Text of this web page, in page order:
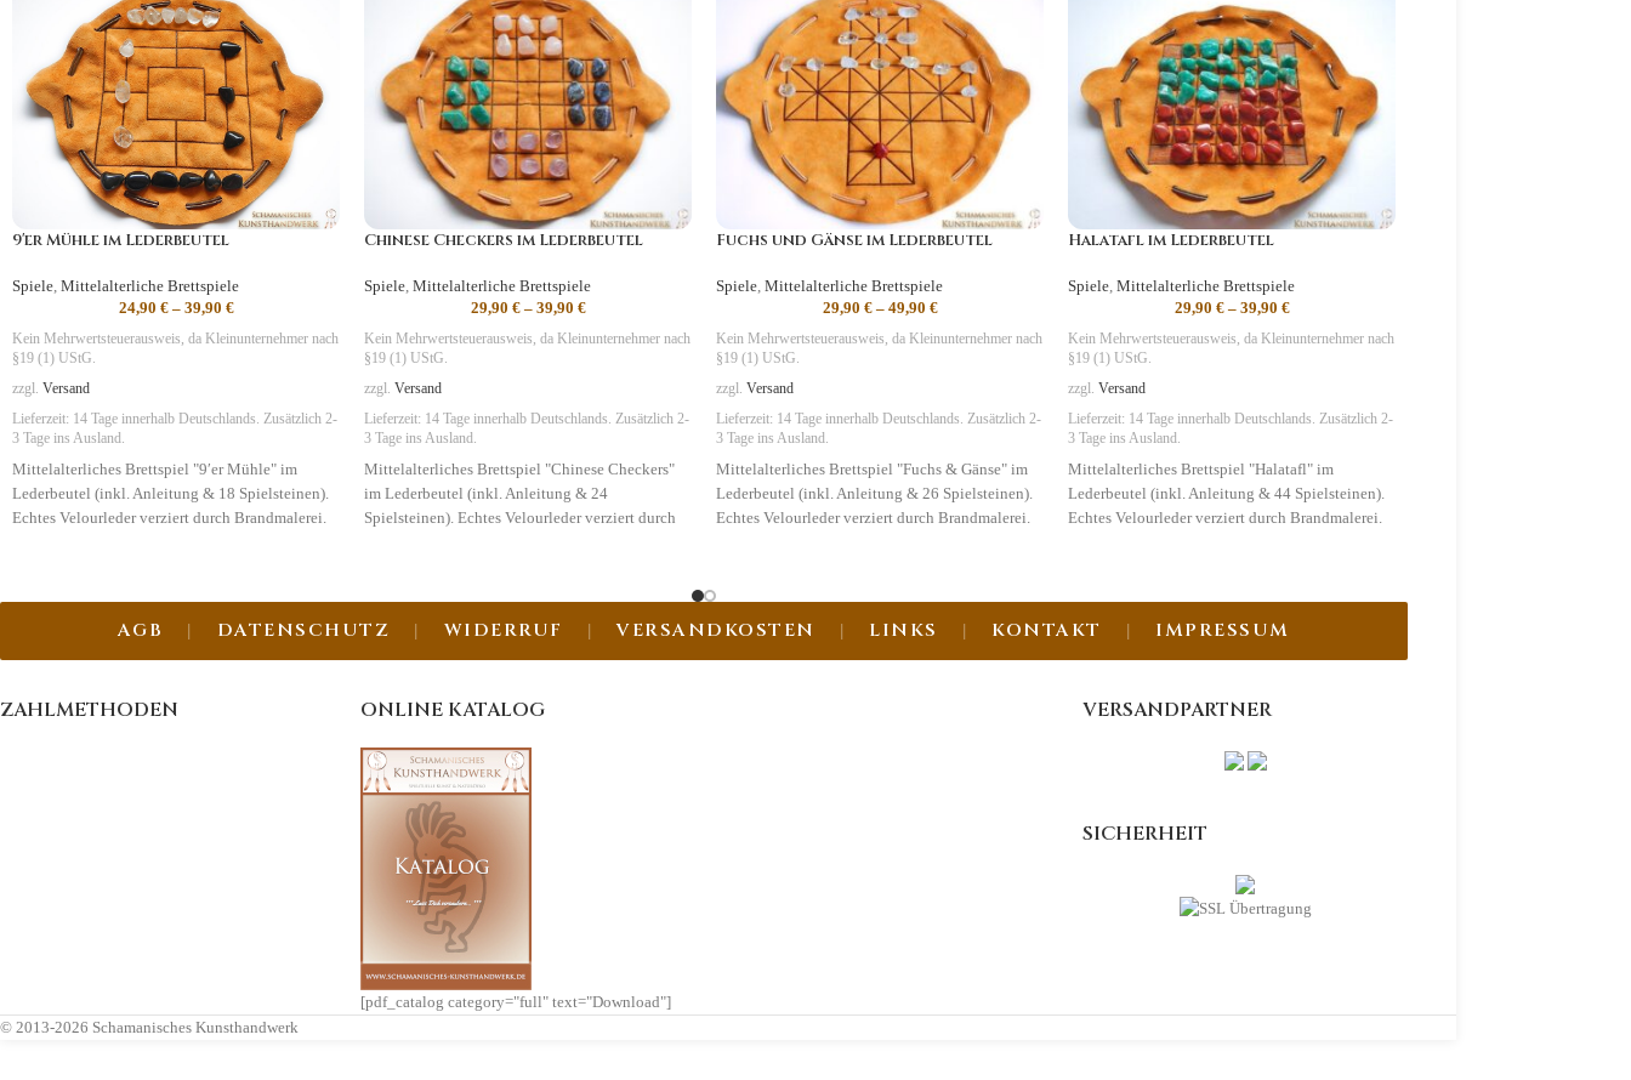
9′er Mühle im Lederbeutel
Spiele, Mittelalterliche Brettspiele
24,90 €– 39,90 €
Kein Mehrwertsteuerausweis, da Kleinunternehmer nach
§19 (1) UStG.
zzgl. Versand
Lieferzeit: 14 Tage innerhalb Deutschlands. Zusätzlich 2-
3 Tage ins Ausland.
Mittelalterliches Brettspiel "9′er Mühle" im
Lederbeutel (inkl. Anleitung & 18 Spielsteinen).
Echtes Velourleder verziert durch Brandmalerei.
Chinese Checkers im Lederbeutel
Spiele, Mittelalterliche Brettspiele
29,90 €– 39,90 €
Kein Mehrwertsteuerausweis, da Kleinunternehmer nach
§19 (1) UStG.
zzgl. Versand
Lieferzeit: 14 Tage innerhalb Deutschlands. Zusätzlich 2-
3 Tage ins Ausland.
Mittelalterliches Brettspiel "Chinese Checkers"
im Lederbeutel (inkl. Anleitung & 24
Spielsteinen). Echtes Velourleder verziert durch
Fuchs und Gänse im Lederbeutel
Spiele, Mittelalterliche Brettspiele
29,90 €– 49,90 €
Kein Mehrwertsteuerausweis, da Kleinunternehmer nach
§19 (1) UStG.
zzgl. Versand
Lieferzeit: 14 Tage innerhalb Deutschlands. Zusätzlich 2-
3 Tage ins Ausland.
Mittelalterliches Brettspiel "Fuchs & Gänse" im
Lederbeutel (inkl. Anleitung & 26 Spielsteinen).
Echtes Velourleder verziert durch Brandmalerei.
Halatafl im Lederbeutel
Spiele, Mittelalterliche Brettspiele
29,90 €– 39,90 €
Kein Mehrwertsteuerausweis, da Kleinunternehmer nach
§19 (1) UStG.
zzgl. Versand
Lieferzeit: 14 Tage innerhalb Deutschlands. Zusätzlich 2-
3 Tage ins Ausland.
Mittelalterliches Brettspiel "Halatafl" im
Lederbeutel (inkl. Anleitung & 44 Spielsteinen).
Echtes Velourleder verziert durch Brandmalerei.
AGB DATENSCHUTZ WIDERRUF VERSANDKOSTEN LINKS KONTAKT IMPRESSUM
ZAHLMETHODEN ONLINE KATALOG
[pdf_catalog category="full" text="Download"]
VERSANDPARTNER
SICHERHEIT
© 2013-2026 Schamanisches Kunsthandwerk